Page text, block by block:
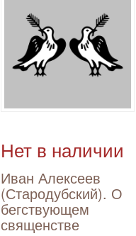
Нет в наличии
Иван Алексеев
(Стародубский). О
бегствующем
священстве